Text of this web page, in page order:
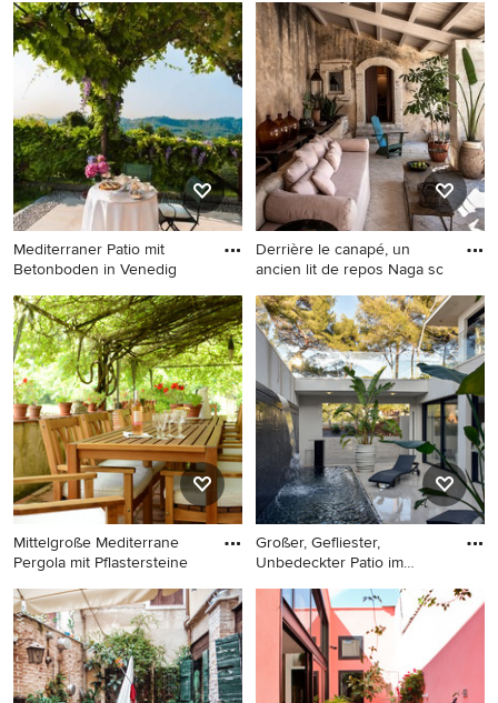
Mediterraner Patio mit
Betonboden in Venedig
Mediterraner Patio mit
Betonboden in Venedig
Derrière le canapé, un
ancien lit de repos Naga sc
Mittelgroße Mediterrane
Pergola neben dem Haus mit
Pflastersteinen in Catania-
Palermo
Mittelgroße Mediterrane
Pergola mit Pflastersteine
Mittelgroße Mediterrane
Pergola mit Pflastersteinen in
Toulouse
Großer, Gefliester,
Unbedeckter Patio im
Großer, Gefliester,
Unbedeckter Patio im
Innenhof mit Wasserspiel in
Marseille